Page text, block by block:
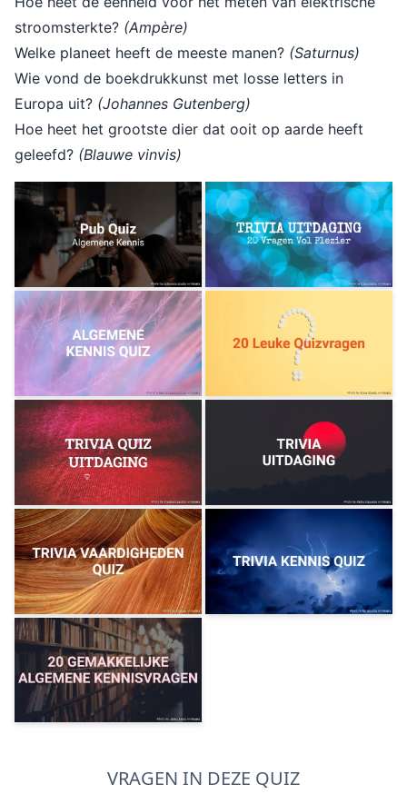
stroomsterkte? (Ampère)
Welke planeet heeft de meeste manen? (Saturnus)
Wie vond de boekdrukkunst met losse letters in
Europa uit? (Johannes Gutenberg)
Hoe heet het grootste dier dat ooit op aarde heeft
geleefd? (Blauwe vinvis)
VRAGEN IN DEZE QUIZ